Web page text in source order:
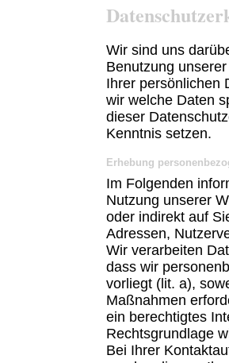
Wir sind uns
Benutzung
Ihrer persönlichen
wir welche Daten
dieser
Kenntnis setzen.
Erhebung
Im Folgenden
Nutzung unserer
oder indirekt auf
Adressen,
Wir verarbeiten
dass wir
vorliegt (lit. a),
Maßnahmen
ein berechtigtes
Rechtsgrundlage
Bei Ihrer